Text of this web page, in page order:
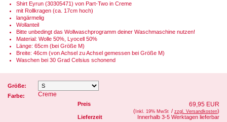
Shirt Eyrun (30305471) von Part-Two in Creme
mit Rollkragen (ca. 17cm hoch)
langärmelig
Wollanteil
Bitte unbedingt das Wollwaschprogramm deiner Waschmaschine nutzen!
Material: Wolle 50%, Lyocell 50%
Länge: 65cm (bei Größe M)
Breite: 46cm (von Achsel zu Achsel gemessen bei Größe M)
Waschen bei 30 Grad Celsius schonend
Größe:
Farbe:
Creme
Preis 69,95 EUR
( Inkl. 19% MwSt / zzgl. Versandkosten)
Lieferzeit
Innerhalb 3-5 Werktagen lieferbar